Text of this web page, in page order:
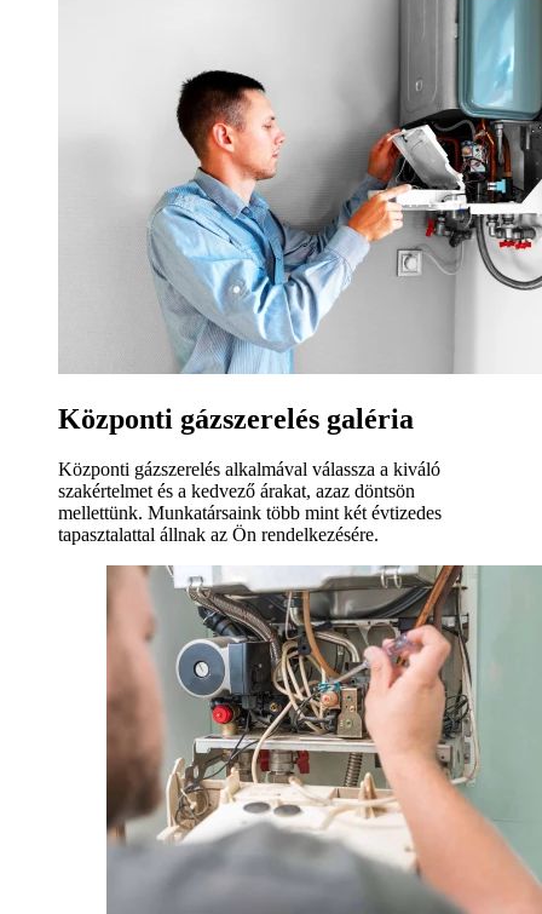
Központi gázszerelés galéria
Központi gázszerelés alkalmával válassza a kiváló
szakértelmet és a kedvező árakat, azaz döntsön
mellettünk. Munkatársaink több mint két évtizedes
tapasztalattal állnak az Ön rendelkezésére.